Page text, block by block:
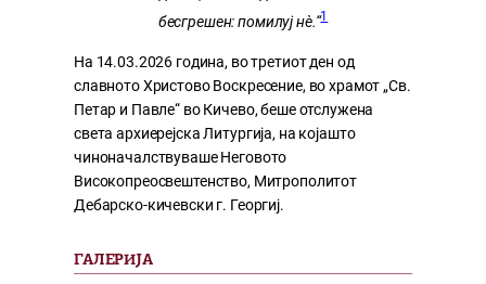
бесгрешен: помилуј нѐ.“1
На 14.03.2026 година, во третиот ден од
славното Христово Воскресение, во храмот „Св.
Петар и Павле“ во Кичево, беше отслужена
света архиерејска Литургија, на којашто
чиноначалствуваше Неговото
Високопреосвештенство, Митрополитот
Дебарско-кичевски г. Георгиј.